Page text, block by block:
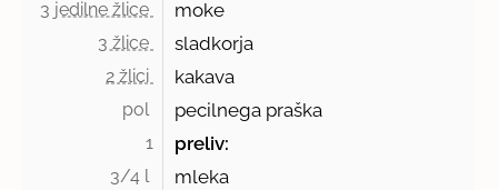
3 jedilne žlice moke
3 žlice sladkorja
2 žlici kakava
pol pecilnega praška
1 preliv:
3/4 l mleka